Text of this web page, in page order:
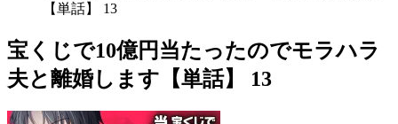
【単話】 13
宝くじで10億円当たったのでモラハラ
夫と離婚します【単話】 13